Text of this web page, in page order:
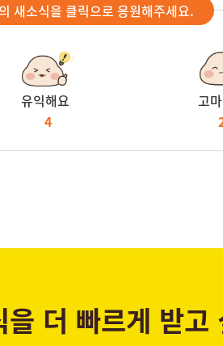
새소식을 클릭으로 응원해주세요.
유익해요
4
고
더 빠르게 받고